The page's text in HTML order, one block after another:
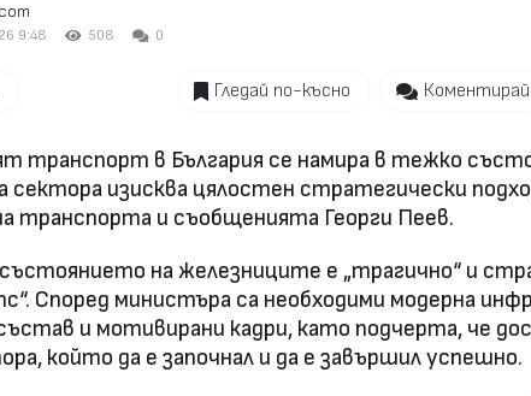
9:48 508 0
Гледай по-късно Коментирай
транспорт в България се намира в тежко
изисква цялостен стратегически
транспорта и съобщенията Георги Пеев.
на железниците е „трагично“ и
Според министъра са необходими модерна
и мотивирани кадри, като подчерта, че
който да е започнал и да е завършил успешно.